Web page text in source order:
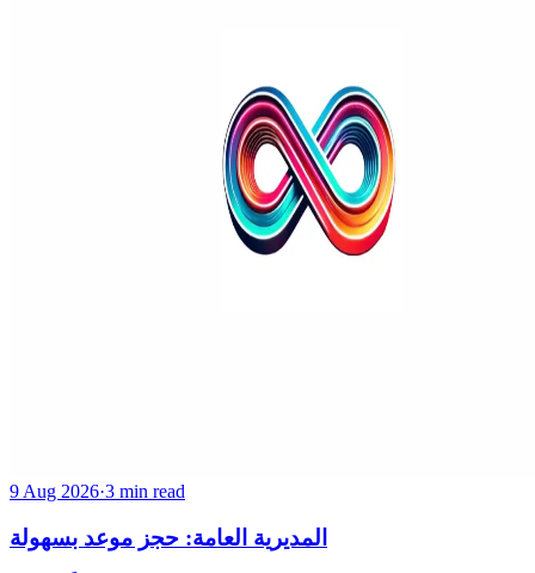
9 Aug 2026·3 min read
المديرية العامة: حجز موعد بسهولة